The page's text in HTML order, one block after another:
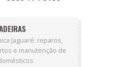
Jaguaré: reparos,
e manutenção de